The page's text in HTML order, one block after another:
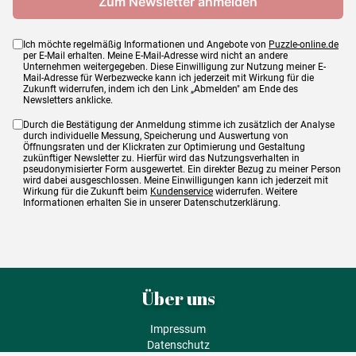
Ich möchte regelmäßig Informationen und Angebote von Puzzle-online.de
per E-Mail erhalten. Meine E-Mail-Adresse wird nicht an andere
Unternehmen weitergegeben. Diese Einwilligung zur Nutzung meiner E-
Mail-Adresse für Werbezwecke kann ich jederzeit mit Wirkung für die
Zukunft widerrufen, indem ich den Link „Abmelden" am Ende des
Newsletters anklicke.
Durch die Bestätigung der Anmeldung stimme ich zusätzlich der Analyse
durch individuelle Messung, Speicherung und Auswertung von
Öffnungsraten und der Klickraten zur Optimierung und Gestaltung
zukünftiger Newsletter zu. Hierfür wird das Nutzungsverhalten in
pseudonymisierter Form ausgewertet. Ein direkter Bezug zu meiner Person
wird dabei ausgeschlossen. Meine Einwilligungen kann ich jederzeit mit
Wirkung für die Zukunft beim Kundenservice widerrufen. Weitere
Informationen erhalten Sie in unserer Datenschutzerklärung.
Über uns
Impressum
Datenschutz